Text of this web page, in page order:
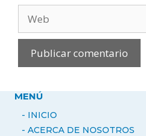
MENÚ
- INICIO
- ACERCA DE NOSOTROS